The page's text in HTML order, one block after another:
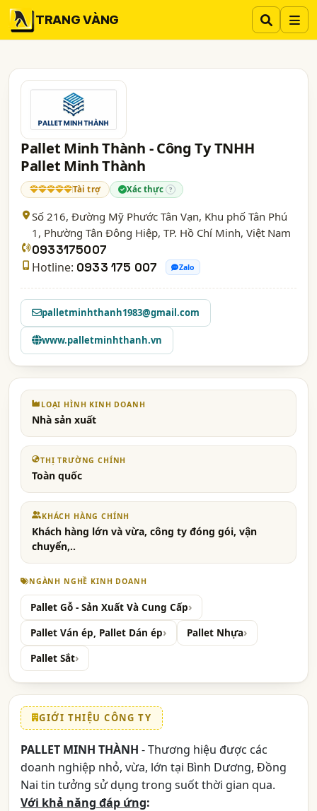
TRANG VÀNG
Pallet Minh Thành - Công Ty TNHH
Pallet Minh Thành
Tài trợ Xác thực ?
Số 216, Đường Mỹ Phước Tân Vạn, Khu phố Tân Phú
1, Phường Tân Đông Hiệp, TP. Hồ Chí Minh, Việt Nam
0933175007
Hotline: 0933 175 007 Zalo
palletminhthanh1983@gmail.com
www.palletminhthanh.vn
LOẠI HÌNH KINH DOANH
Nhà sản xuất
THỊ TRƯỜNG CHÍNH
Toàn quốc
KHÁCH HÀNG CHÍNH
Khách hàng lớn và vừa, công ty đóng gói, vận
chuyển,..
NGÀNH NGHỀ KINH DOANH
Pallet Gỗ - Sản Xuất Và Cung Cấp
Pallet Ván ép, Pallet Dán ép
Pallet Nhựa
Pallet Sắt
GIỚI THIỆU CÔNG TY
PALLET MINH THÀNH - Thương hiệu được các
doanh nghiệp nhỏ, vừa, lớn tại Bình Dương, Đồng
Nai tin tưởng sử dụng trong suốt thời gian qua.
Với khả năng đáp ứng: